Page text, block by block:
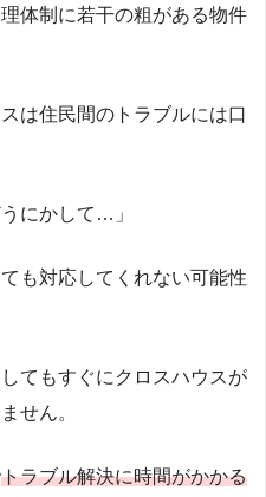
体制に若干の粗がある物件
は住民間のトラブルには口
にかして…」
も対応してくれない可能性
てもすぐにクロスハウスが
せん。
トラブル解決に時間がかかる